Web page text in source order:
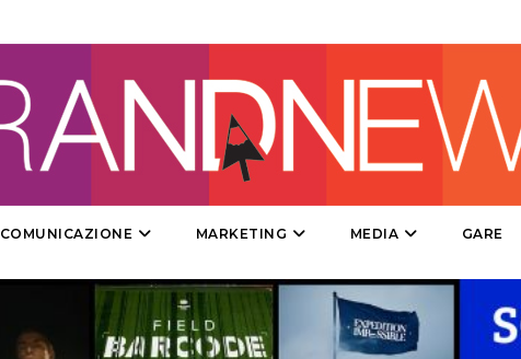
PUNTI VENDITA
CSR
STRATEGIE
CINEMA
COMUNICAZIONE MARKETING MEDIA GARE